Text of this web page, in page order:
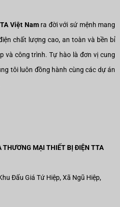
Việt Namra đời với sứ mệnh mang
chất lượng cao, an toàn và bền bỉ
và công trình. Tự hào là đơn vị cung
tôi luôn đồng hành cùng các dự án
THƯƠNG MẠI THIẾT BỊ ĐIỆN TTA
Đấu Giá Tứ Hiệp, Xã Ngũ Hiệp,